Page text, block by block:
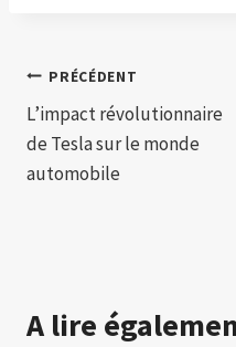
Navigation
de
l’article
PRÉCÉDENT
L’impact révolutionnaire
de Tesla sur le monde
automobile
A lire